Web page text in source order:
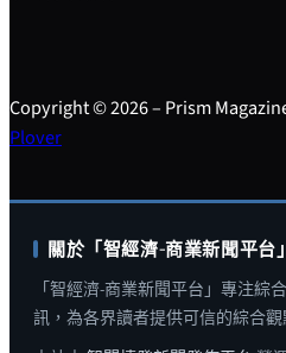
Copyright © 2026 – Prism
Plover
關於「智經濟-商業新聞平台」
「智經濟-商業新聞平台」專注綜
訊，為各界讀者提供可信的綜合觀